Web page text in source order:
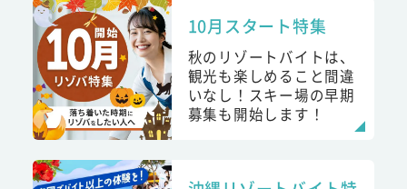
10月スタート特集
秋のリゾートバイトは、
観光も楽しめること間違
いなし！スキー場の早期
募集も開始します！